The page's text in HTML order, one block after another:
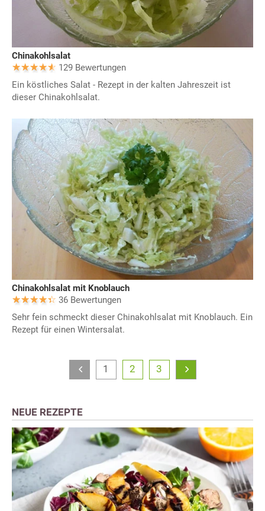
Chinakohlsalat
129 Bewertungen
Ein köstliches Salat - Rezept in der kalten Jahreszeit ist
dieser Chinakohlsalat.
Chinakohlsalat mit Knoblauch
36 Bewertungen
Sehr fein schmeckt dieser Chinakohlsalat mit Knoblauch. Ein
Rezept für einen Wintersalat.
1 2 3
NEUE REZEPTE